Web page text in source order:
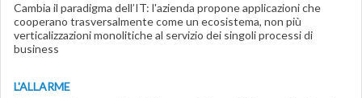
Cambia il paradigma dell’IT: l'azienda propone applicazioni che
cooperano trasversalmente come un ecosistema, non più
verticalizzazioni monolitiche al servizio dei singoli processi di
business
L'ALLARME